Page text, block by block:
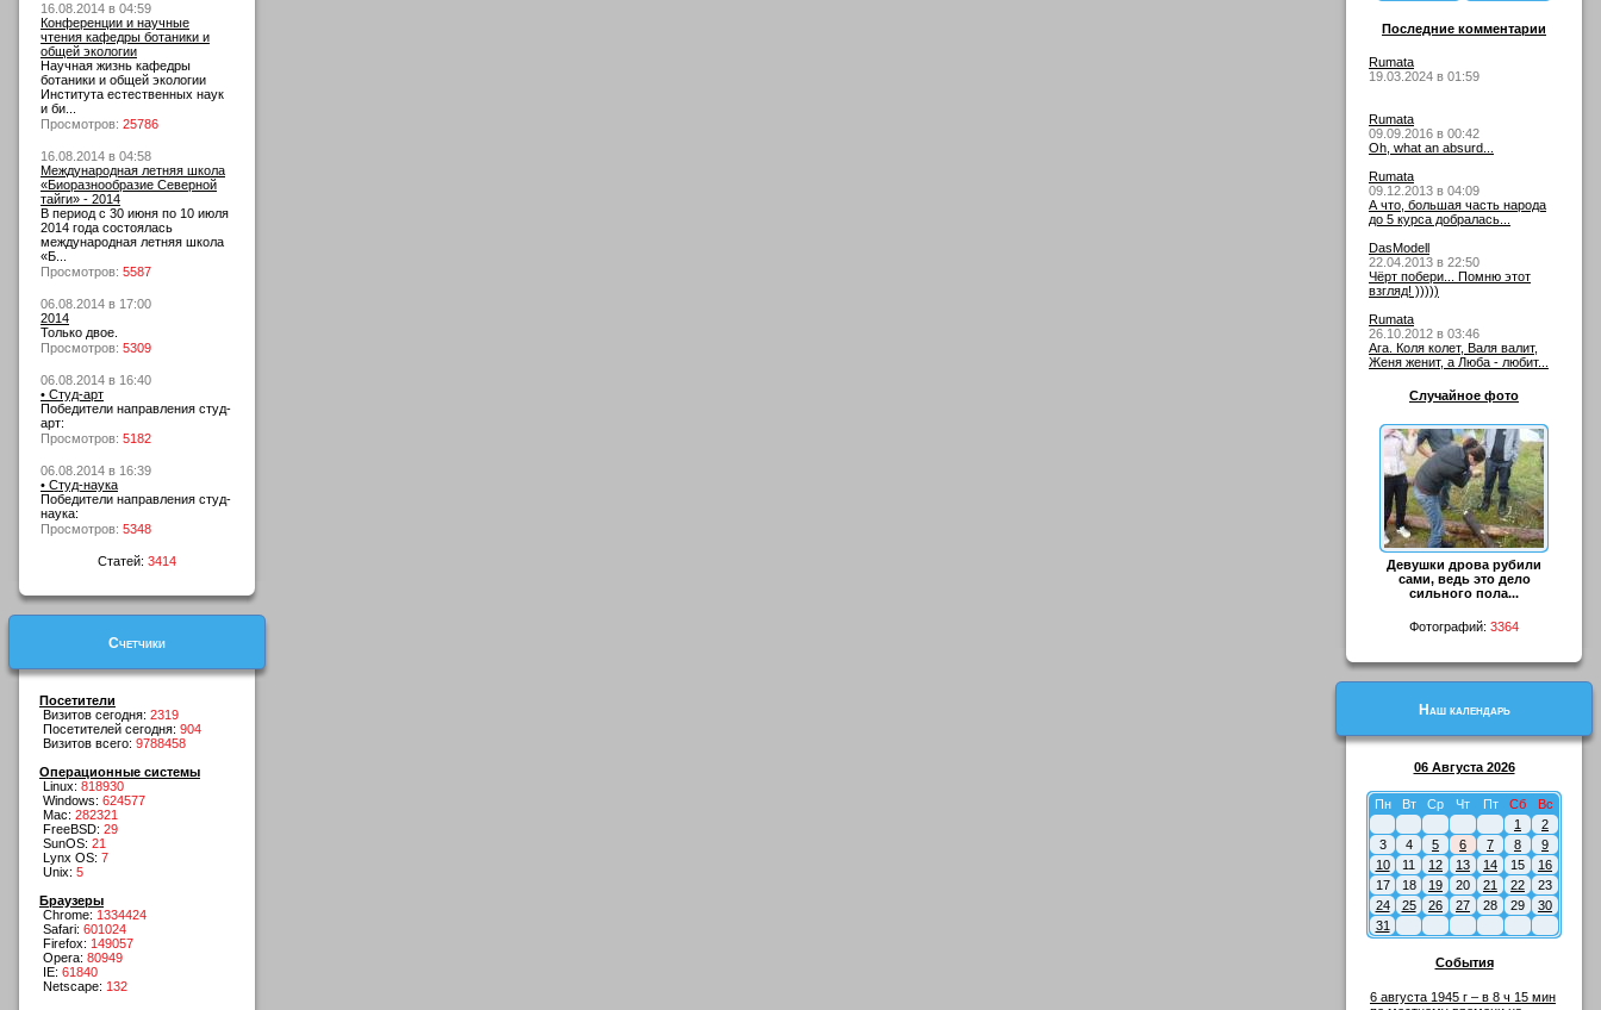
16.08.2014 в 04:59
Конференции и научные
чтения кафедры ботаники и
общей экологии
Научная жизнь кафедры
ботаники и общей экологии
Института естественных наук
и би...
Просмотров: 25786
16.08.2014 в 04:58
Международная летняя школа
«Биоразнообразие Северной
тайги» - 2014
В период с 30 июня по 10 июля
2014 года состоялась
международная летняя школа
«Б...
Просмотров: 5587
06.08.2014 в 17:00
2014
Только двое.
Просмотров: 5309
06.08.2014 в 16:40
• Студ-арт
Победители направления студ-
арт:
Просмотров: 5182
06.08.2014 в 16:39
• Студ-наука
Победители направления студ-
наука:
Просмотров: 5348
Статей: 3414
Счетчики
Посетители
Визитов сегодня: 2319
Посетителей сегодня: 904
Визитов всего: 9788458
Операционные системы
Linux: 818930
Windows: 624577
Mac: 282321
FreeBSD: 29
SunOS: 21
Lynx OS: 7
Unix: 5
Браузеры
Chrome: 1334424
Safari: 601024
Firefox: 149057
Opera: 80949
IE: 61840
Netscape: 132
Последние комментарии
Rumata
19.03.2024 в 01:59
Rumata
09.09.2016 в 00:42
Oh, what an absurd...
Rumata
09.12.2013 в 04:09
А что, большая часть народа
до 5 курса добралась...
DasModell
22.04.2013 в 22:50
Чёрт побери... Помню этот
взгляд! )))))
Rumata
26.10.2012 в 03:46
Ага. Коля колет, Валя валит,
Женя женит, а Люба - любит...
Случайное фото
Девушки дрова рубили
сами, ведь это дело
сильного пола...
Фотографий: 3364
Наш календарь
06 Августа 2026
Пн Вт Ср Чт Пт Сб
Вс
1
2
3
4 5 6 7 8
9
10
11 12 13 14 15
16
17
18 19 20 21 22
23
24
25 26 27 28 29
30
31
События
6 августа 1945 г – в 8 ч 15 мин